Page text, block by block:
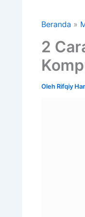
Beranda
2
Oleh Rifqiy